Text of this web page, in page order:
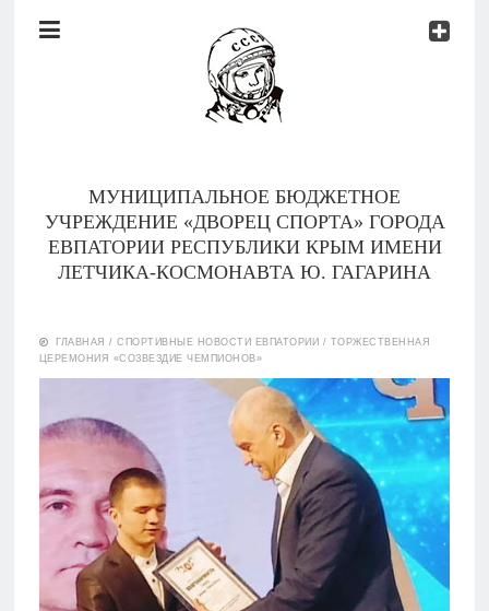
Документы
МУНИЦИПАЛЬНОЕ БЮДЖЕТНОЕ
УЧРЕЖДЕНИЕ «ДВОРЕЦ СПОРТА» ГОРОДА
ЕВПАТОРИИ РЕСПУБЛИКИ КРЫМ ИМЕНИ
ЛЕТЧИКА-КОСМОНАВТА Ю. ГАГАРИНА
Документы
Контакты
Новости
Родителям
ГЛАВНАЯ /СПОРТИВНЫЕ НОВОСТИ ЕВПАТОРИИ / ТОРЖЕСТВЕННАЯ
ЦЕРЕМОНИЯ «СОЗВЕЗДИЕ ЧЕМПИОНОВ»